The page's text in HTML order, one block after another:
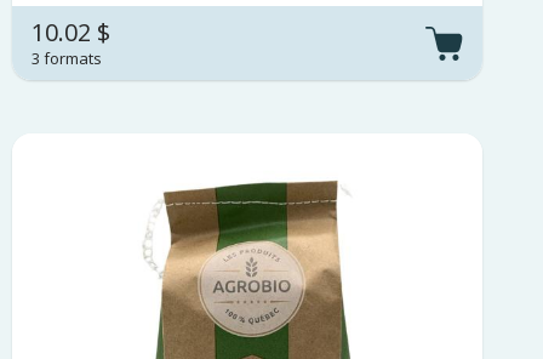
10.02 $
3 formats